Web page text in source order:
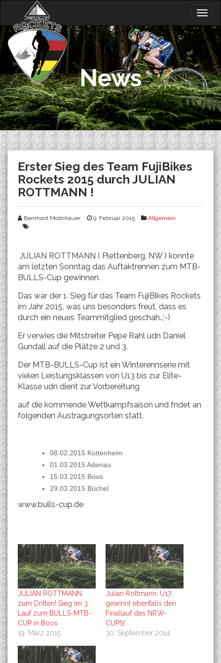
content
News
Erster Sieg des Team FujiBikes
Rockets 2015 durch JULIAN
ROTTMANN !
Bernhard Mollnhauer 9. Februar 2015 Allgemein
JULIAN ROTTMANN ( Plettenberg, NW ) konnte
am letzten Sonntag das Auftaktrennen zum MTB-
BULLS-Cup gewinnen.
Das war der 1. Sieg für das Team FujiBikes Rockets
im Jahr 2015, was uns besonders freut, dass es
durch ein neues Teammitglied geschah..;-)
Er verwies die Mitstreiter Pepe Rahl udn Daniel
Gundall auf die Plätze 2 und 3.
Der MTB-BULLS-Cup ist ein Winterennserie mit
vielen Leistungsklassen von U13 bis zur Elite-
Klasse udn dient zur Vorbereitung
auf die kommende Wettkampfsaison und fndet an
folgenden Austragungsorten statt.
08.02.2015 Kottenheim
01.03.2015 Adenau
15.03.2015 Boos
29.03.2015 Büchel
www.bulls-cup.de
JULIAN ROTTMANN
zum Dritten! Sieg im 3.
Lauf zum BULLS-MTB-
CUP in Boos
19. März 2015
Julian Rottmann, U17,
gewinnt ebenfalls den
Finallauf des NRW-
CUPS!
30. September 2014